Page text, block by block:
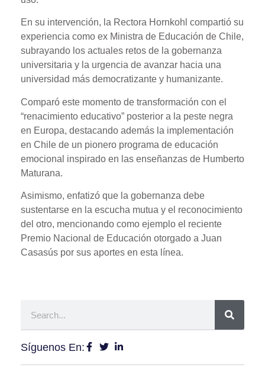
En su intervención, la Rectora Hornkohl compartió su
experiencia como ex Ministra de Educación de Chile,
subrayando los actuales retos de la gobernanza
universitaria y la urgencia de avanzar hacia una
universidad más democratizante y humanizante.
Comparó este momento de transformación con el
“renacimiento educativo” posterior a la peste negra
en Europa, destacando además la implementación
en Chile de un pionero programa de educación
emocional inspirado en las enseñanzas de Humberto
Maturana.
Asimismo, enfatizó que la gobernanza debe
sustentarse en la escucha mutua y el reconocimiento
del otro, mencionando como ejemplo el reciente
Premio Nacional de Educación otorgado a Juan
Casasús por sus aportes en esta línea.
Síguenos En: